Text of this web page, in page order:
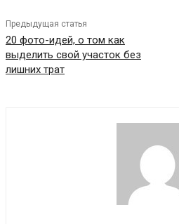
Предыдущая статья
20 фото-идей, о том как
выделить свой участок без
лишних трат